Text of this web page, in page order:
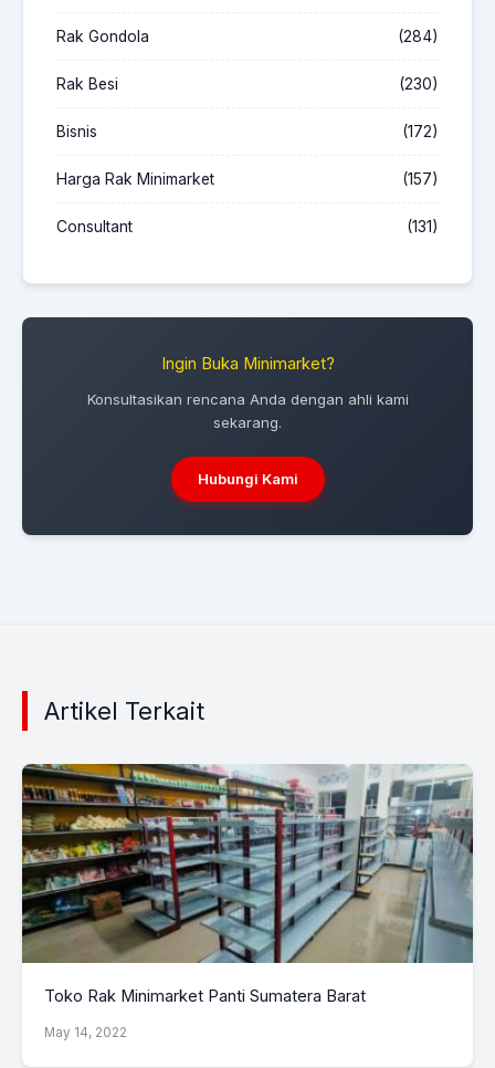
Rak Gondola (284)
Rak Besi (230)
Bisnis (172)
Harga Rak Minimarket (157)
Consultant (131)
Ingin Buka Minimarket?
Konsultasikan rencana Anda dengan ahli kami
sekarang.
Hubungi Kami
Artikel Terkait
Toko Rak Minimarket Panti Sumatera Barat
May 14, 2022